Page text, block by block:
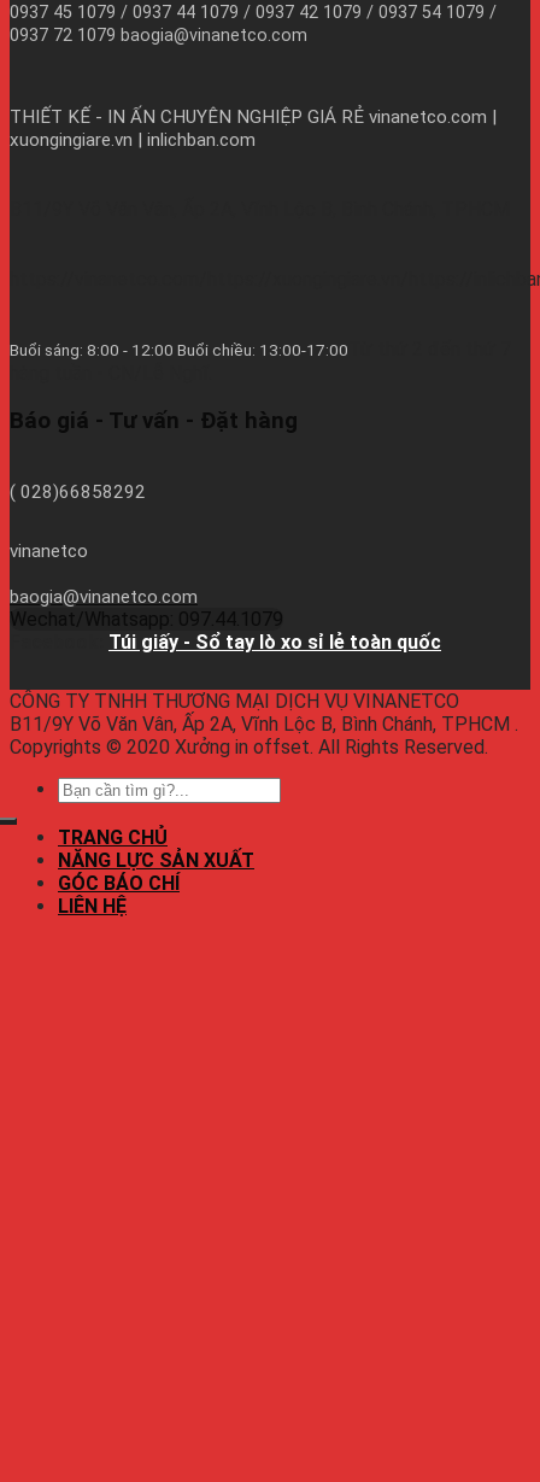
0937 45 1079 / 0937 44 1079 / 0937 42 1079 / 0937 54 1079 /
0937 72 1079 baogia@vinanetco.com
THIẾT KẾ - IN ẤN CHUYÊN NGHIỆP GIÁ RẺ vinanetco.com |
xuongingiare.vn | inlichban.com
https://vinanetco.com/https://xuongingiare.vn/https://
Buổi sáng: 8:00 - 12:00 Buổi chiều: 13:00-17:00
Báo giá - Tư vấn - Đặt hàng
( 028)66858292
vinanetco
baogia@vinanetco.com
Wechat/Whatsapp: 097.44.1079
Túi giấy - Sổ tay lò xo sỉ lẻ toàn quốc
CÔNG TY TNHH THƯƠNG MẠI DỊCH VỤ VINANETCO
B11/9Y Võ Văn Vân, Ấp 2A, Vĩnh Lộc B, Bình Chánh, TPHCM .
Copyrights © 2020 Xưởng in offset. All Rights Reserved.
TRANG CHỦ
NĂNG LỰC SẢN XUẤT
GÓC BÁO CHÍ
LIÊN HỆ